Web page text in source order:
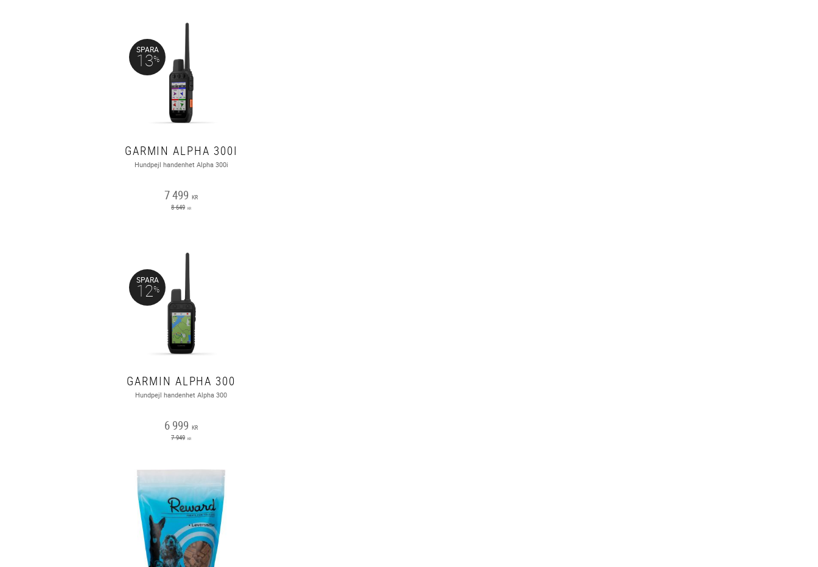
GARMIN ALPHA 300I
Hundpejl handenhet Alpha 300i
7 499 KR
8 649 KR
SPARA
13%
GARMIN ALPHA 300
Hundpejl handenhet Alpha 300
6 999 KR
7 949 KR
SPARA
12%